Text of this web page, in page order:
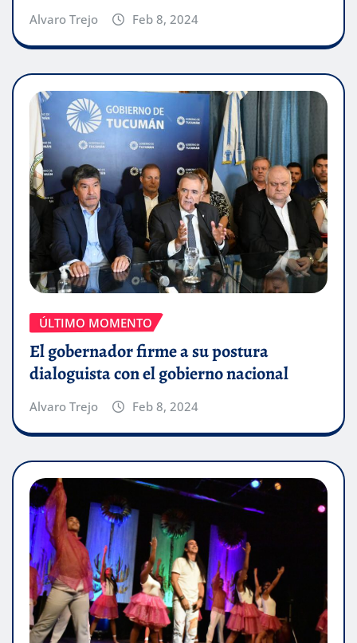
Alvaro Trejo Feb 8, 2024
ÚLTIMO MOMENTO
El gobernador firme a su postura
dialoguista con el gobierno nacional
Alvaro Trejo Feb 8, 2024